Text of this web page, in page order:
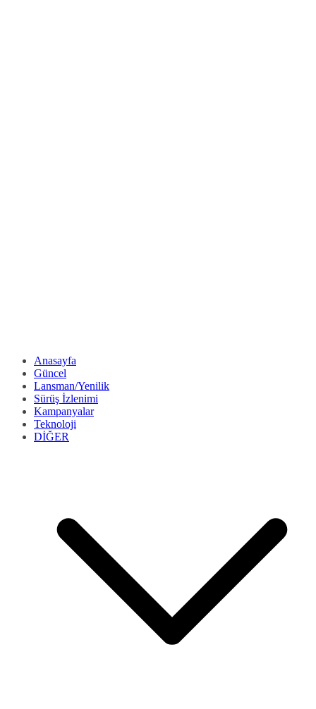
Anasayfa
Güncel
Lansman/Yenilik
Sürüş İzlenimi
Kampanyalar
Teknoloji
DİĞER